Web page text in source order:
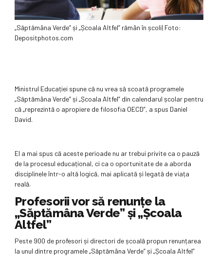
„Săptămâna Verde” și „Școala Altfel” rămân în școli| Foto:
Depositphotos.com
Ministrul Educației spune că nu vrea să scoată programele
„Săptămâna Verde” și „Școala Altfel” din calendarul școlar pentru
că „reprezintă o apropiere de filosofia OECD”, a spus Daniel
David.
El a mai spus că aceste perioade nu ar trebui privite ca o pauză
de la procesul educațional, ci ca o oportunitate de a aborda
disciplinele într-o altă logică, mai aplicată și legată de viața
reală.
Profesorii vor să renunțe la
„Săptămâna Verde” și „Școala
Altfel”
Peste 900 de profesori și directori de școală propun renunțarea
la unul dintre programele „Săptămâna Verde” și „Școala Altfel”